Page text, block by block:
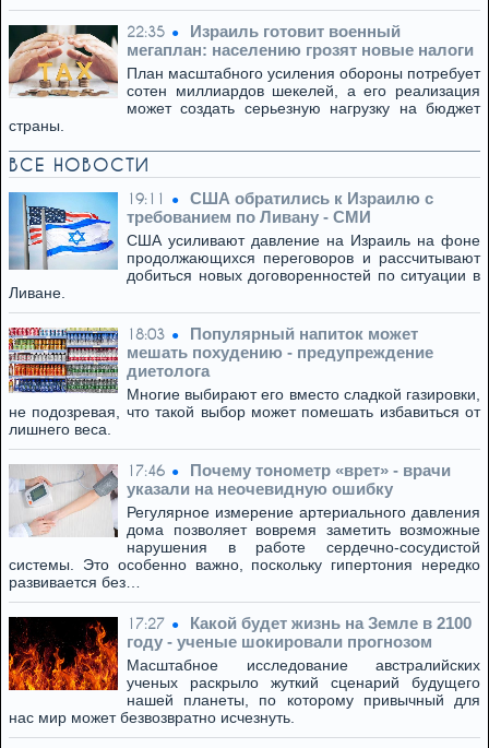
22:35
Израиль готовит военный
мегаплан: населению грозят новые налоги
План масштабного усиления обороны потребует
сотен миллиардов шекелей, а его реализация
может создать серьезную нагрузку на бюджет
страны.
ВСЕ НОВОСТИ
19:11
США обратились к Израилю с
требованием по Ливану - СМИ
США усиливают давление на Израиль на фоне
продолжающихся переговоров и рассчитывают
добиться новых договоренностей по ситуации в
Ливане.
18:03
Популярный напиток может
мешать похудению - предупреждение
диетолога
Многие выбирают его вместо сладкой газировки,
не подозревая, что такой выбор может помешать избавиться от
лишнего веса.
17:46
Почему тонометр «врет» - врачи
указали на неочевидную ошибку
Регулярное измерение артериального давления
дома позволяет вовремя заметить возможные
нарушения в работе сердечно-сосудистой
системы. Это особенно важно, поскольку гипертония нередко
развивается без…
17:27
Какой будет жизнь на Земле в 2100
году - ученые шокировали прогнозом
Масштабное исследование австралийских
ученых раскрыло жуткий сценарий будущего
нашей планеты, по которому привычный для
нас мир может безвозвратно исчезнуть.